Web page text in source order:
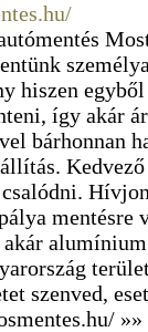
hiszen
így akár
bárhonnan
mentésre
szenved,
»»